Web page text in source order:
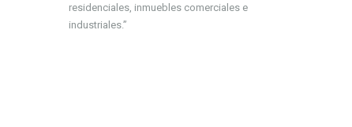
residenciales, inmuebles comerciales e
industriales.”